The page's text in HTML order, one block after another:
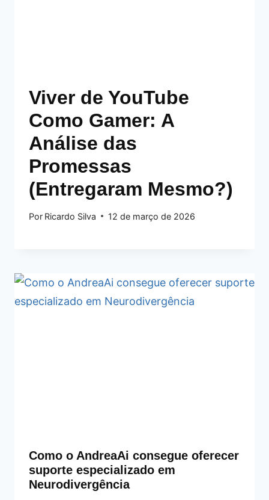
Viver de YouTube
Como Gamer: A
Análise das
Promessas
(Entregaram Mesmo?)
Por Ricardo Silva 12 de março de 2026
Como o AndreaAi consegue oferecer
suporte especializado em
Neurodivergência